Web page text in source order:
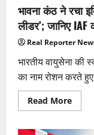
का
मंदिर
शामिल
भावना कंठ ने रचा
लीडर’; जानिए IAF
Real Reporter
भारतीय वायुसेना की
का नाम रोशन करते
Read MoreRead
more